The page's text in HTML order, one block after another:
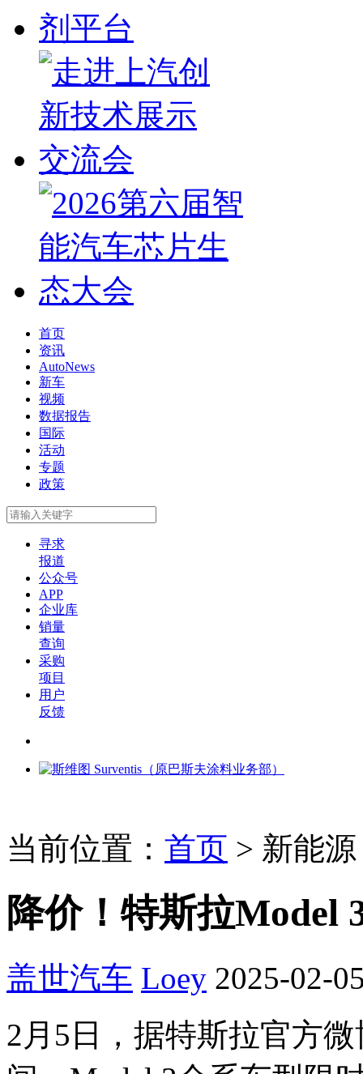
首页
资讯
AutoNews
新车
视频
数据报告
国际
活动
专题
政策
寻求
报道
公众号
APP
企业库
销量
查询
采购
项目
用户
反馈
当前位置： 首页 > 新能源
降价！特斯拉Model
盖世汽车 Loey 2025-02-
2月5日，据特斯拉官方